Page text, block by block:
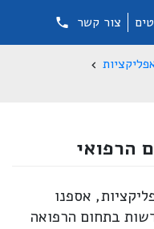
צור קשר
הרפואי
אספנו
בתחום הרפואה